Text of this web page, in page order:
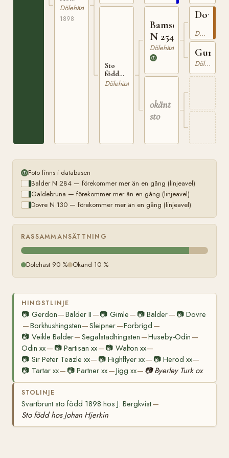
född
1898
hos J.
Dölehäst
1898
Sto
född
hos
Dölehäst
Bamsen
N 254
Dölehäst
okänt
sto
Gutubö
i
Lom
Dovre
130
Dölehäst
Guri
Dölehäst
Foto finns i databasen
Balder N 284 — förekommer mer än en gång (linjeavel)
Galdebruna — förekommer mer än en gång (linjeavel)
Dovre N 130 — förekommer mer än en gång (linjeavel)
RASSAMMANSÄTTNING
Dölehäst 90 % Okänd 10 %
HINGSTLINJE
📷 Gerdon—Balder II —📷 Gimle— 📷Balder— 📷 Dovre
—Borkhushingsten—Sleipner—Forbrigd —
📷 Veikle Balder—Segalstadhingsten —Huseby-Odin —
Odin xx— 📷Partisan xx—📷 Walton xx—
📷 Sir Peter Teazle xx— 📷Highflyer xx— 📷 Herod xx—
📷 Tartar xx— 📷Partner xx—Jigg xx— 📷 Byerley Turk ox
STOLINJE
Svartbrunt sto född 1898 hos J. Bergkvist—
Sto född hos Johan Hjerkin